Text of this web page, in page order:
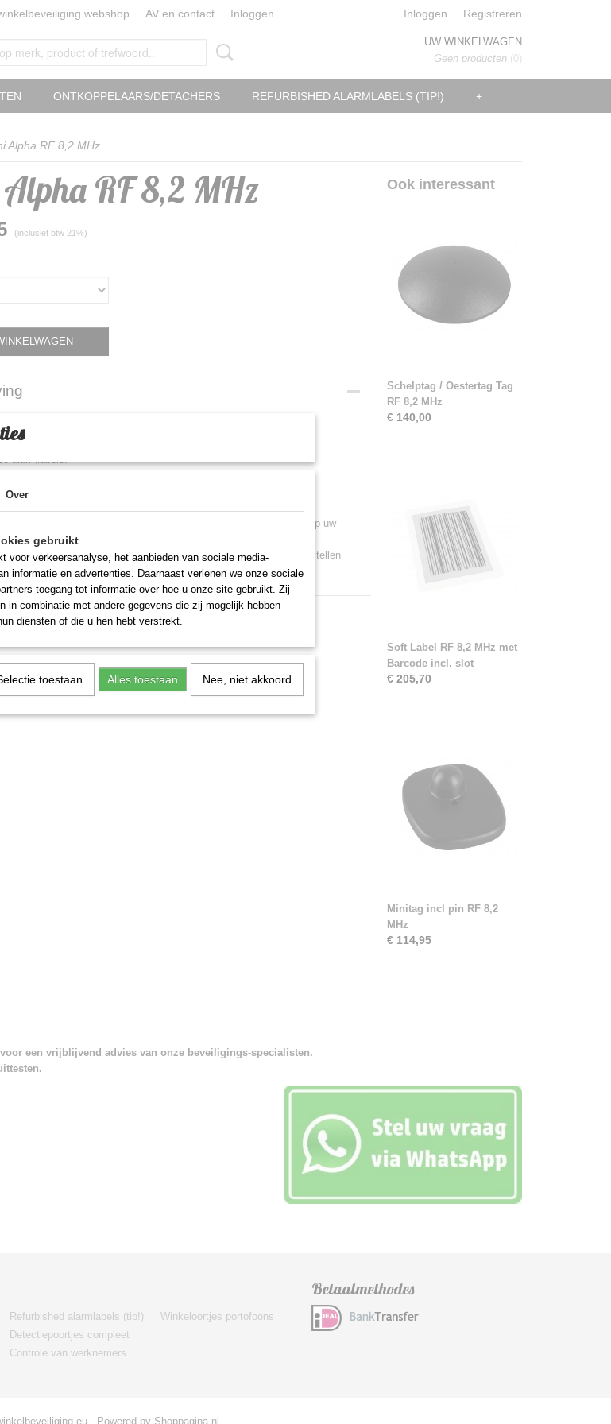
webshop AV en contact Inloggen Inloggen Registreren
UW WINKELWAGEN
Geen producten (0)
ONTKOPPELAARS/DETACHERS REFURBISHED ALARMLABELS (TIP!) +
Alpha RF 8,2 MHz
RF 8,2 MHz
(inclusief btw 21%)
alarmlabels.
aantal 1 is 500 stuks, aantal 2 is 1000 stuks, enz.
post 1 exemplaar toe en wij geven u kosteloos advies welke labels op uw
besteld u vanuit het buitenland ? Neem dan voorafgaande te bestellen
op voor een factuur met 0% BTW
Ook interessant
Schelptag / Oestertag Tag
RF 8,2 MHz
€ 140,00
Soft Label RF 8,2 MHz met
Barcode incl. slot
€ 205,70
Minitag incl pin RF 8,2
MHz
€ 114,95
een vrijblijvend advies van onze beveiligings-specialisten.
Refurbished alarmlabels (tip!)
Detectiepoortjes compleet
Controle van werknemers
Winkeloortjes portofoons
Betaalmethodes
- Powered by Shoppagina.nl
Over
gebruikt
voor verkeersanalyse, het aanbieden van sociale media-
informatie en advertenties. Daarnaast verlenen we onze sociale
toegang tot informatie over hoe u onze site gebruikt. Zij
in combinatie met andere gegevens die zij mogelijk hebben
diensten of die u hen hebt verstrekt.
toestaan Alles toestaan Nee, niet akkoord